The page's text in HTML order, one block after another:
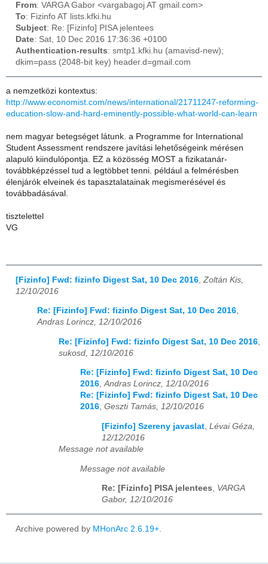
From: VARGA Gabor <vargabagoj AT gmail.com>
To: Fizinfo AT lists.kfki.hu
Subject: Re: [Fizinfo] PISA jelentees
Date: Sat, 10 Dec 2016 17:36:36 +0100
Authentication-results: smtp1.kfki.hu (amavisd-new);
dkim=pass (2048-bit key) header.d=gmail.com
a nemzetközi kontextus:
http://www.economist.com/news/international/21711247-reforming-
education-slow-and-hard-eminently-possible-what-world-can-learn
nem magyar betegséget látunk. a Programme for International
Student Assessment rendszere javítási lehetőségeink mérésen
alapuló kiindulópontja. EZ a közösség MOST a fizikatanár-
továbbképzéssel tud a legtöbbet tenni. például a felmérésben
élenjárók elveinek és tapasztalatainak megismerésével és
továbbadásával.
tisztelettel
VG
[Fizinfo] Fwd: fizinfo Digest Sat, 10 Dec 2016 Zoltán Kis,
12/10/2016
Re: [Fizinfo] Fwd: fizinfo Digest Sat, 10 Dec 2016,
Andras Lorincz, 12/10/2016
Re: [Fizinfo] Fwd: fizinfo Digest Sat, 10 Dec 2016
sukosd, 12/10/2016
Re: [Fizinfo] Fwd: fizinfo Digest Sat, 10 Dec
2016,Andras Lorincz, 12/10/2016
Re: [Fizinfo] Fwd: fizinfo Digest Sat, 10 Dec
2016, Geszti Tamás, 12/10/2016
[Fizinfo] Szereny javaslat Lévai Géza,
12/12/2016
Message not available
Message not available
Re: [Fizinfo] PISA jelentees, VARGA
Gabor, 12/10/2016
Archive powered by MHonArc 2.6.19+.